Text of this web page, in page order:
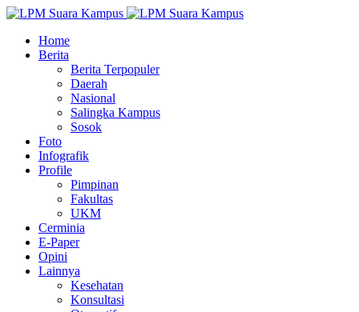
Home
Berita
Berita Terpopuler
Daerah
Nasional
Salingka Kampus
Sosok
Foto
Infografik
Profile
Pimpinan
Fakultas
UKM
Cerminia
E-Paper
Opini
Lainnya
Kesehatan
Konsultasi